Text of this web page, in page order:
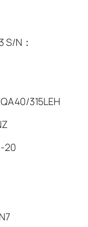
S/N：
315LEH
20